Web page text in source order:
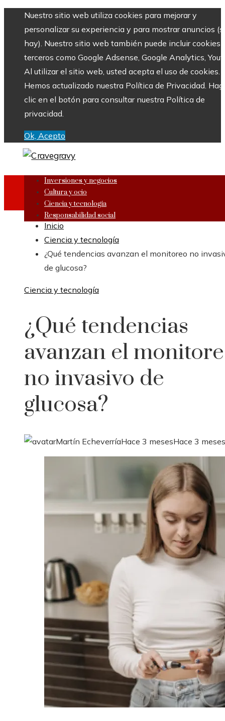
Nuestro sitio web utiliza cookies para mejorar y
personalizar su experiencia y para mostrar anuncios
hay). Nuestro sitio web también puede incluir cookies
terceros como Google Adsense, Google Analytics,
Al utilizar el sitio web, usted acepta el uso de cookies.
Hemos actualizado nuestra Política de Privacidad.
clic en el botón para consultar nuestra Política de
privacidad.
Ok, Acepto
Inversiones y negocios
Cultura y ocio
Ciencia y tecnología
Responsabilidad social
Inicio
Ciencia y tecnología
¿Qué tendencias avanzan el monitoreo no
de glucosa?
Ciencia y tecnología
¿Qué tendencias
avanzan el
no invasivo de
glucosa?
Martín EcheverríaHace 3 mesesHace 3 meses